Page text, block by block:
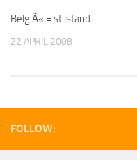
BelgiÃ« = stilstand
22 APRIL 2008
FOLLOW: